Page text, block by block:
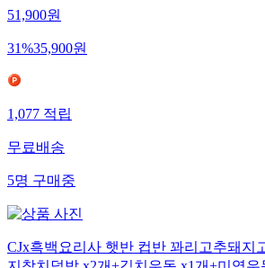
51,900원
31%35,900원
1,077적립
무료배송
5명구매중
CJx흑백요리사 햇반 컵반 꽈리고추돼지